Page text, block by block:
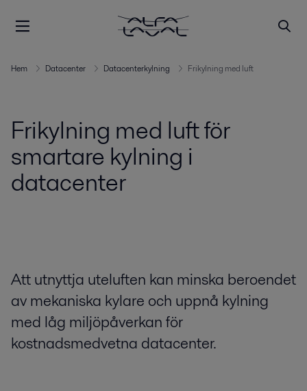
Hem Datacenter Datacenterkylning Frikylning med luft
Frikylning med luft för
smartare kylning i
datacenter
Att utnyttja uteluften kan minska beroendet
av mekaniska kylare och uppnå kylning
med låg miljöpåverkan för
kostnadsmedvetna datacenter.